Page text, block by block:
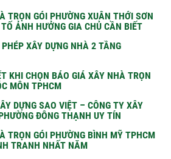
TRỌN GÓI PHƯỜNG XUÂN THỚI SƠN
ẢNH HƯỞNG GIA CHỦ CẦN BIẾT
XÂY DỰNG NHÀ 2 TẦNG
KHI CHỌN BÁO GIÁ XÂY NHÀ TRỌN
MÔN TPHCM
DỰNG SAO VIỆT – CÔNG TY XÂY
ĐÔNG THẠNH UY TÍN
TRỌN GÓI PHƯỜNG BÌNH MỸ TPHCM
TRANH NHẤT NĂM